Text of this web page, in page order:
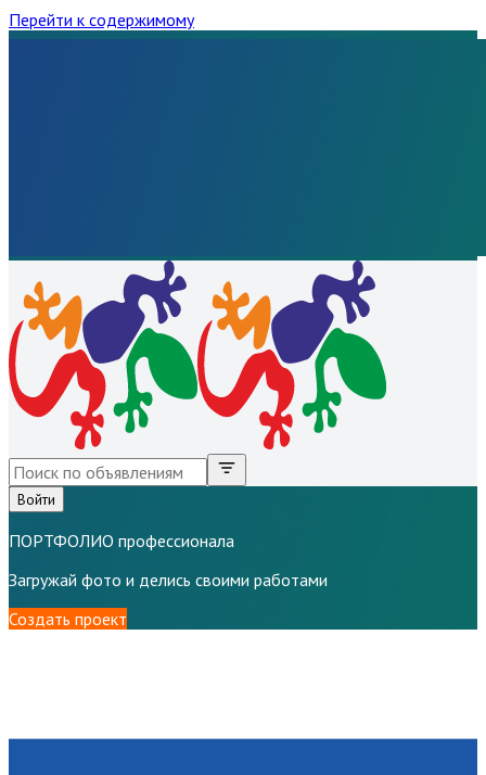
Перейти к содержимому
Войти
ПОРТФОЛИО профессионала
Загружай фото и делись своими работами
Создать проект